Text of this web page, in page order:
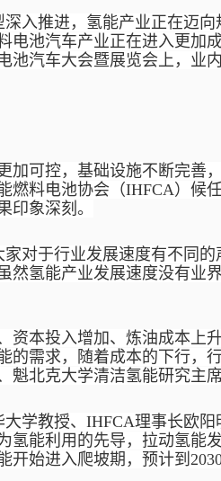
深入推进，氢能产业正在迈
电池汽车产业正在进入更加
池汽车大会暨展览会上，业
加可控，基础设施不断完善
燃料电池协会（IHFCA）候
印象深刻。
对于行业发展速度有不同
然氢能产业发展速度没有业
资本投入增加、炼油成本上
的需求，随着成本的下行，
魁北克大学清洁氢能研究主
学教授、 IHFCA理事长欧阳
氢能利用的先导，拉动氢能
开始进入爬坡期，预计到